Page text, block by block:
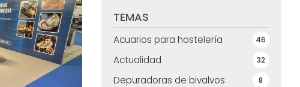
TEMAS
Acuarios para hostelería 46
Actualidad 32
Depuradoras de bivalvos 8